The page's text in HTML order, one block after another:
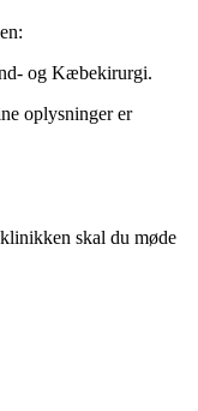
og Kæbekirurgi.
oplysninger er
skal du møde